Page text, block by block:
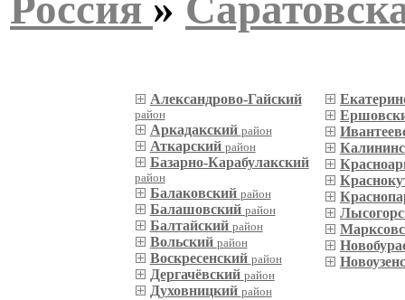
Россия »
Александрово-Гайский
район
Аркадакский район
Аткарский район
Базарно-Карабулакский
район
Балаковский район
Балашовский район
Балтайский район
Вольский район
Воскресенский район
Дергачёвский район
Духовницкий район